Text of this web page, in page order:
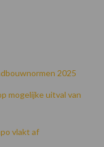
2025
mogelijke uitval van
vlakt af